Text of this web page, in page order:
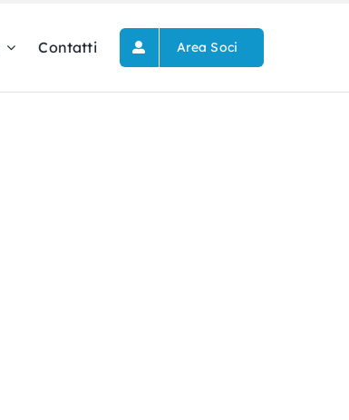
Contatti Area Soci